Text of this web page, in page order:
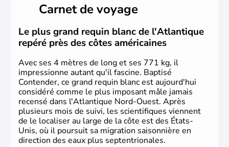
Plusieurs populations se sont succédées avant l'arrivée
des européens, suite à la découverte du continent par
Christophe Colomb en 1492. Les 13 colonies
britanniques proclament la Déclaration d'indépendance
en 1776 et adoptent leur première constitution en 1787.
La conquête de l'Ouest marque ensuite l'entrée dans une
phase de développement intense.
Carnet de voyage
Le plus grand requin blanc de l'Atlantique
repéré près des côtes américaines
Avec ses 4 mètres de long et ses 771 kg, il
impressionne autant qu'il fascine. Baptisé
Contender, ce grand requin blanc est aujourd'hui
considéré comme le plus imposant mâle jamais
recensé dans l'Atlantique Nord-Ouest. Après
plusieurs mois de suivi, les scientifiques viennent
de le localiser au large de la côte est des États-
Unis, où il poursuit sa migration saisonnière en
direction des eaux plus septentrionales.